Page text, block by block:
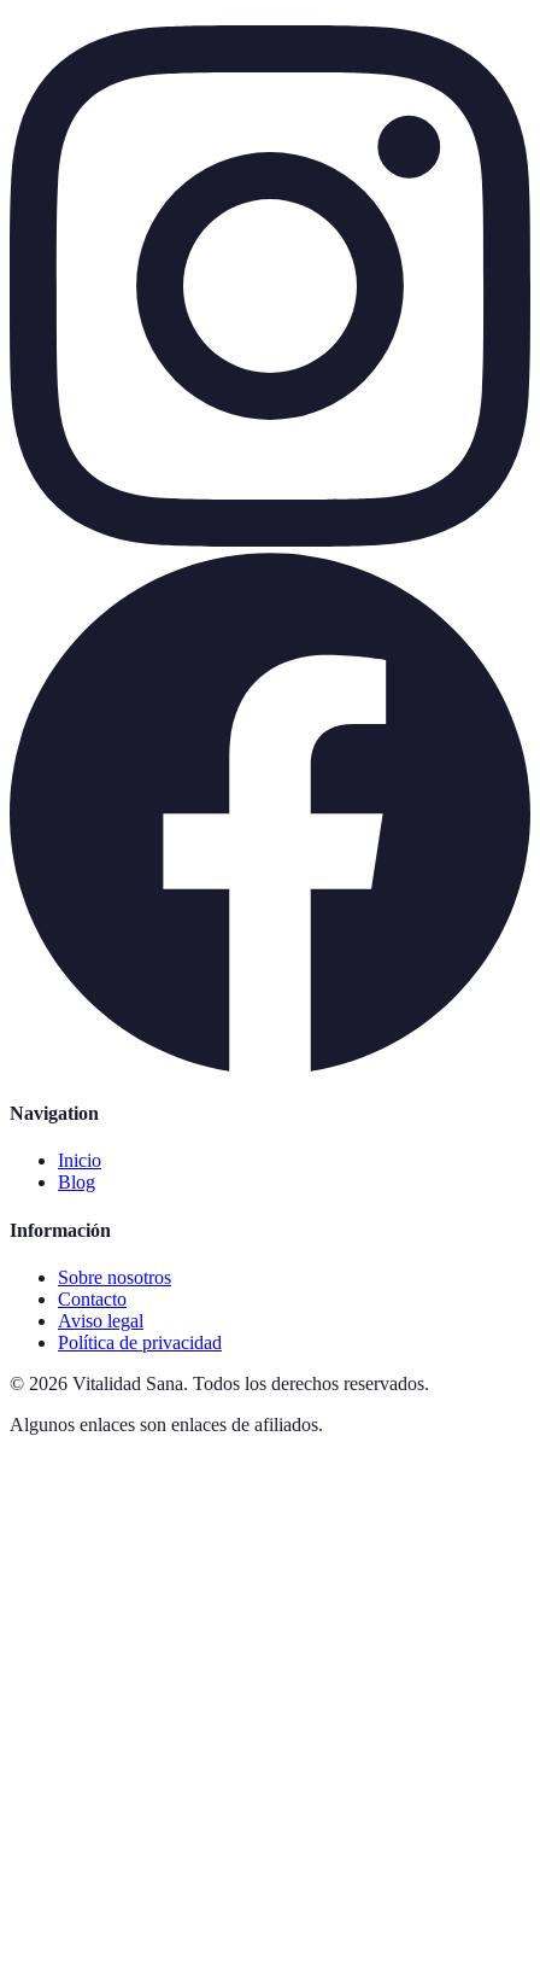
Navigation
Inicio
Blog
Información
Sobre nosotros
Contacto
Aviso legal
Política de privacidad
© 2026 Vitalidad Sana. Todos los derechos reservados.
Algunos enlaces son enlaces de afiliados.